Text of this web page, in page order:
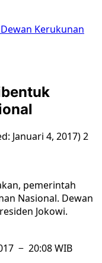
Kerukunan
Januari 4, 2017)2
pemerintah
Nasional. Dewan
Jokowi.
− 20:08 WIB